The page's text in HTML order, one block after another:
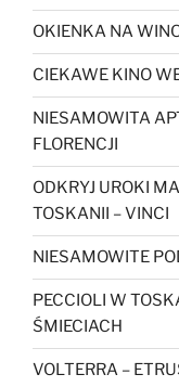
OKIENKA NA
CIEKAWE KINO
NIESAMOWITA
FLORENCJI
ODKRYJ UROKI
TOSKANII – VINCI
NIESAMOWITE
PECCIOLI W
ŚMIECIACH
VOLTERRA –